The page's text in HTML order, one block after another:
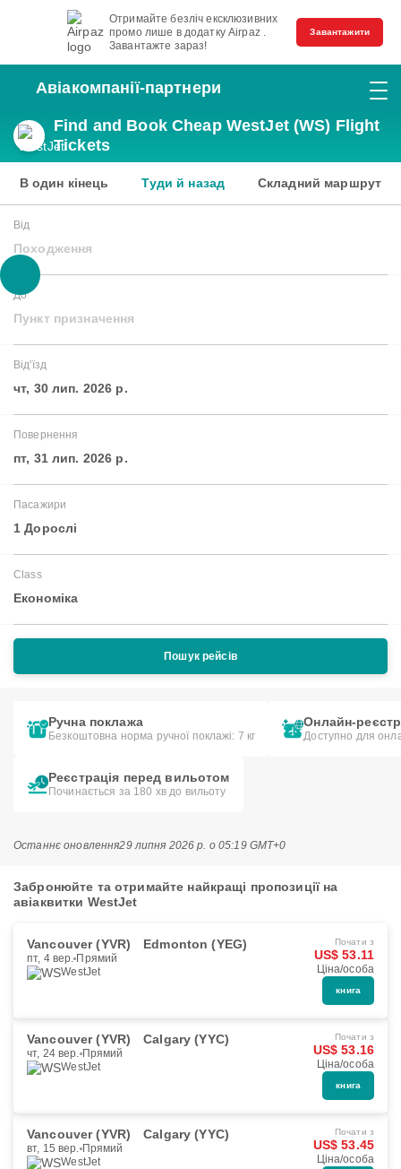
Отримайте безліч ексклюзивних
промо лише в додатку Airpaz .
Завантажте зараз!
Завантажити
Авіакомпанії-партнери
Find and Book Cheap WestJet (WS) Flight
Tickets
В один кінець Туди й назад Складний маршрут
Від
Походження
До
Пункт призначення
Від'їзд
чт, 30 лип. 2026 р.
Повернення
пт, 31 лип. 2026 р.
Пасажири
1 Дорослі
Class
Економіка
Пошук рейсів
Ручна поклажа
Безкоштовна норма ручної поклажі: 7 кг
Онлайн-
Доступно для
Реєстрація перед вильотом
Починається за 180 хв до вильоту
Останнє оновлення29 липня 2026 р. о 05:19 GMT+0
Забронюйте та отримайте найкращі пропозиції на
авіаквитки WestJet
Vancouver (YVR) Edmonton (YEG)
пт, 4 вер. Прямий
WestJet
Почати з
US$ 53.11
Ціна/особа
книга
Vancouver (YVR) Calgary (YYC)
чт, 24 вер. Прямий
WestJet
Почати з
US$ 53.16
Ціна/особа
книга
Vancouver (YVR) Calgary (YYC)
вт, 15 вер. Прямий
WestJet
Почати з
US$ 53.45
Ціна/особа